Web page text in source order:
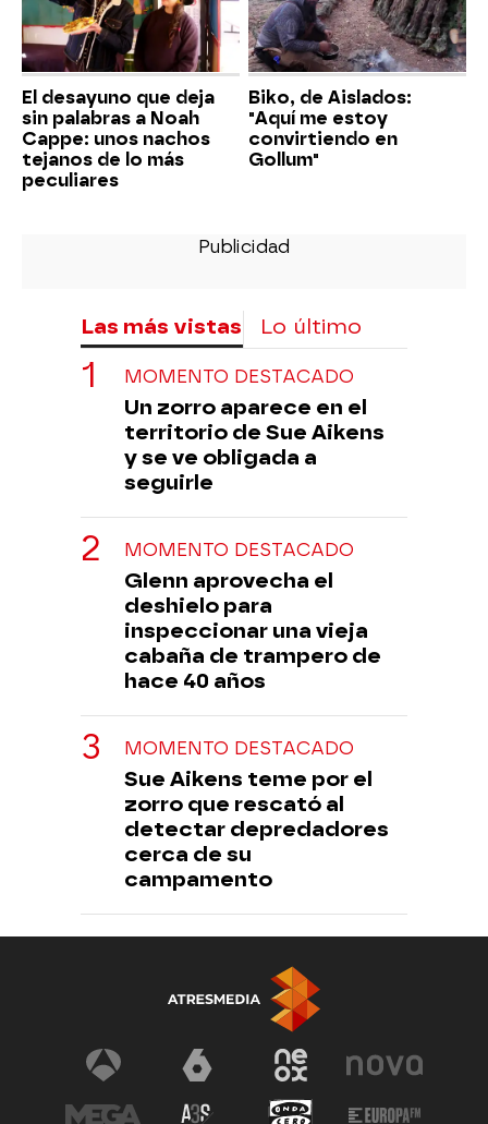
El desayuno que deja
sin palabras a Noah
Cappe: unos nachos
tejanos de lo más
peculiares
Biko, de Aislados:
"Aquí me estoy
convirtiendo en
Gollum"
Las más vistas Lo último
MOMENTO DESTACADO
Un zorro aparece en el
territorio de Sue Aikens
y se ve obligada a
seguirle
MOMENTO DESTACADO
Glenn aprovecha el
deshielo para
inspeccionar una vieja
cabaña de trampero de
hace 40 años
MOMENTO DESTACADO
Sue Aikens teme por el
zorro que rescató al
detectar depredadores
cerca de su
campamento